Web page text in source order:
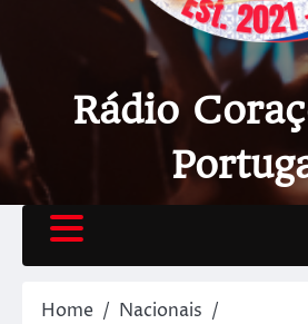
Rádio
Home
Nacionais